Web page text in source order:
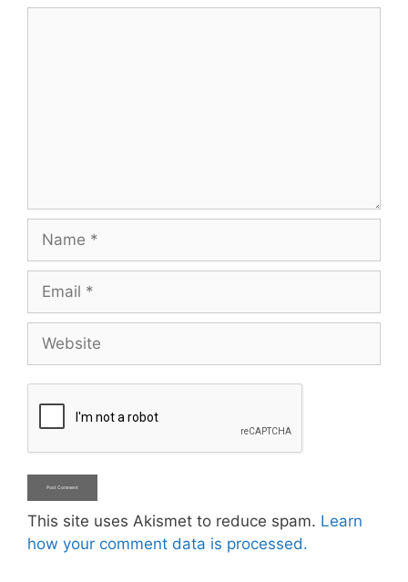
Name
Email
Website
This site uses Akismet to reduce spam. Learn
how your comment data is processed.